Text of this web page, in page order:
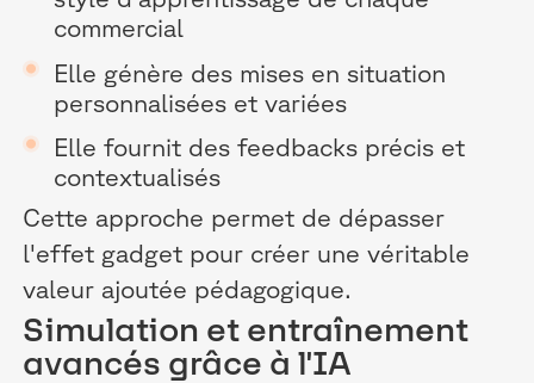
commercial
Elle génère des mises en situation
personnalisées et variées
Elle fournit des feedbacks précis et
contextualisés
Cette approche permet de dépasser
l'effet gadget pour créer une véritable
valeur ajoutée pédagogique.
Simulation et entraînement
avancés grâce à l'IA